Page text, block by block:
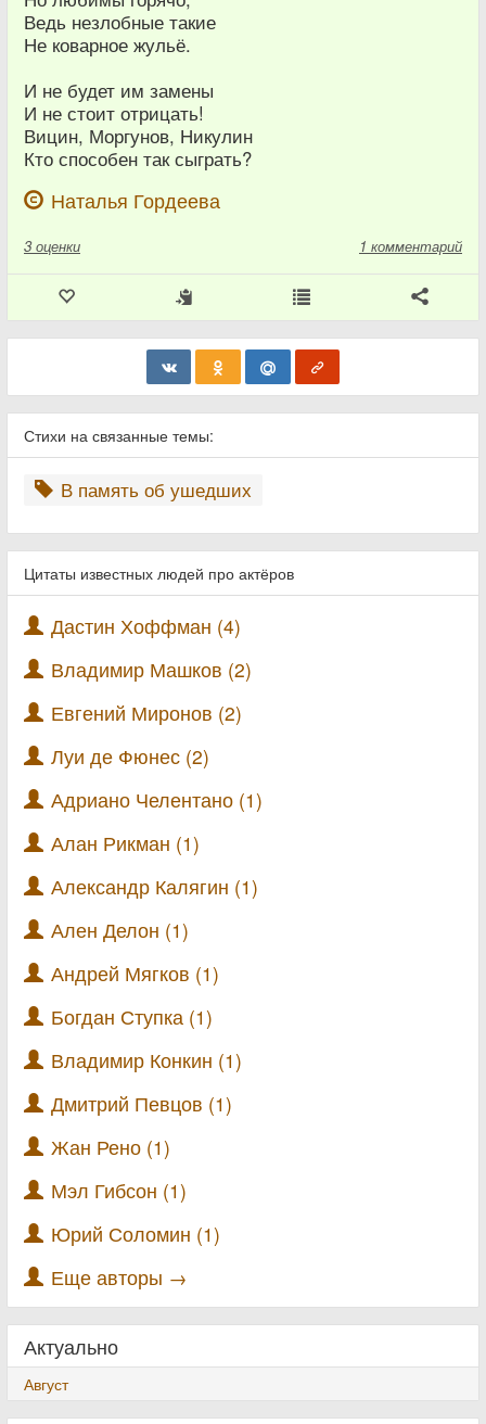
Ведь незлобные такие
Не коварное жульё.
И не будет им замены
И не стоит отрицать!
Вицин, Моргунов, Никулин
Кто способен так сыграть?
Наталья Гордеева
3 оценки 1 комментарий
Стихи на связанные темы:
В память об ушедших
Цитаты известных людей про актёров
Дастин Хоффман (4)
Владимир Машков (2)
Евгений Миронов (2)
Луи де Фюнес (2)
Адриано Челентано (1)
Алан Рикман (1)
Александр Калягин (1)
Ален Делон (1)
Андрей Мягков (1)
Богдан Ступка (1)
Владимир Конкин (1)
Дмитрий Певцов (1)
Жан Рено (1)
Мэл Гибсон (1)
Юрий Соломин (1)
Еще авторы →
Актуально
Август